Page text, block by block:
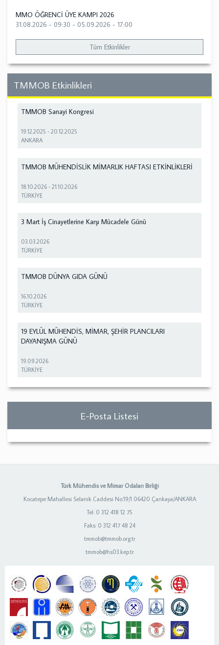
MMO ÖĞRENCİ ÜYE KAMPI 2026
31.08.2026 - 09:30 - 05.09.2026 - 17:00
Tüm Etkinlikler
TMMOB Etkinlikleri
TMMOB Sanayi Kongresi
19.12.2025 -20.12.2025
ANKARA
TMMOB MÜHENDİSLİK MİMARLIK HAFTASI ETKİNLİKLERİ
18.10.2026 -21.10.2026
TÜRKİYE
3 Mart İş Cinayetlerine Karşı Mücadele Günü
03.03.2026
TÜRKİYE
TMMOB DÜNYA GIDA GÜNÜ
16.10.2026
TÜRKİYE
19 EYLÜL MÜHENDİS, MİMAR, ŞEHİR PLANCILARI
DAYANIŞMA GÜNÜ
19.09.2026
TÜRKİYE
E-Posta Listesi
Türk Mühendis ve Mimar Odaları Birliği
Kocatepe Mahallesi Selanik Caddesi No:19/1 06420 Çankaya/ANKARA
Tel: 0 312 418 12 75
Faks: 0 312 417 48 24
tmmob@tmmob.org.tr
tmmob@hs03.kep.tr